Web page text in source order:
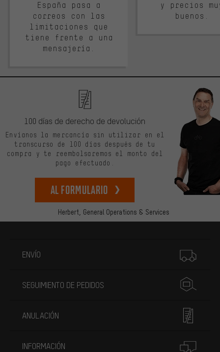
España pasa a
correos con las
limitaciones que
tiene frente a una
mensajería.
y precios
buenos.
Herbert, General Operations & Services
100 días de derecho de devolución
Envíanos la mercancía sin utilizar en el
transcurso de 100 días después de tu
compra y te reembolsaremos el monto del
pago efectuado.
Al formulario
ENVÍO
SEGUIMIENTO DE PEDIDOS
ANULACIÓN
INFORMACIÓN